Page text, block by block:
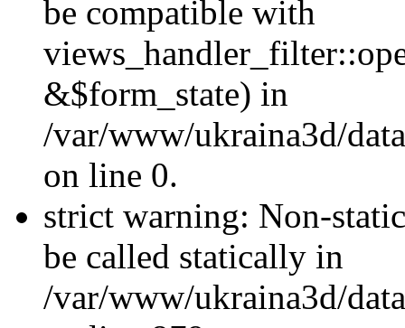
be compatible with
&$form_state) in
/var/www/ukraina3d/
on line 0.
strict warning: Non-
be called statically in
/var/www/ukraina3d/